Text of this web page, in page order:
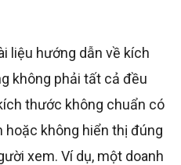
liệu hướng dẫn về kích
không phải tất cả đều
thước không chuẩn có
hoặc không hiển thị đúng
xem. Ví dụ, một doanh